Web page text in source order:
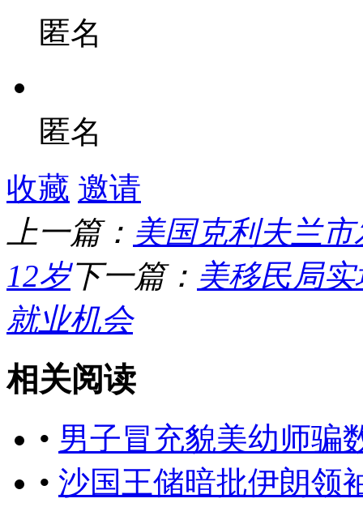
匿名
匿名
收藏 邀请
上一篇： 美国克利夫兰
12岁下一篇： 美移民局
就业机会
相关阅读
• 男子冒充貌美幼师骗
• 沙国王储暗批伊朗领